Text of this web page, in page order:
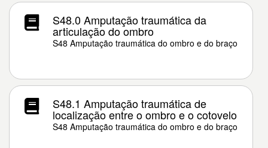
S48.0 Amputação traumática da
articulação do ombro
S48 Amputação traumática do ombro e do braço
S48.1 Amputação traumática de
localização entre o ombro e o cotovelo
S48 Amputação traumática do ombro e do braço